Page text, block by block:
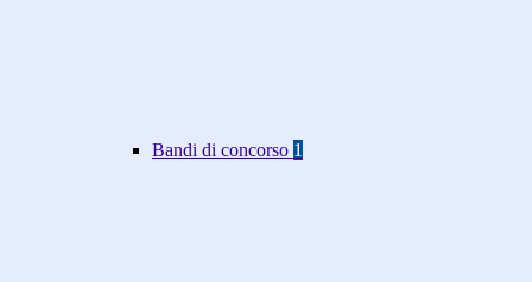
Bandi di concorso 1